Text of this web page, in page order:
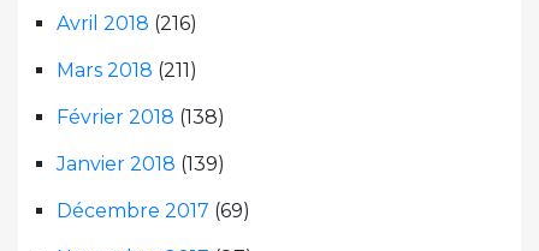
Avril 2018 (216)
Mars 2018 (211)
Février 2018 (138)
Janvier 2018 (139)
Décembre 2017 (69)